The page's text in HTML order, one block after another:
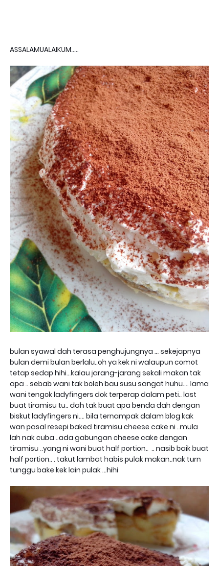
ASSALAMUALAIKUM.....
bulan syawal dah terasa penghujungnya ... sekejapnya
bulan demi bulan berlalu..oh ya kek ni walaupun comot
tetap sedap hihi...kalau jarang-jarang sekali makan tak
apa .. sebab wani tak boleh bau susu sangat huhu.... lama
wani tengok ladyfingers dok terperap dalam peti.. last
buat tiramisu tu.. dah tak buat apa benda dah dengan
biskut ladyfingers ni.... bila ternampak dalam blog kak
wan pasal resepi baked tiramisu cheese cake ni ..mula
lah nak cuba ..ada gabungan cheese cake dengan
tiramisu ..yang ni wani buat half portion.. .. nasib baik buat
half portion.. . takut lambat habis pulak makan..nak turn
tunggu bake kek lain pulak ...hihi